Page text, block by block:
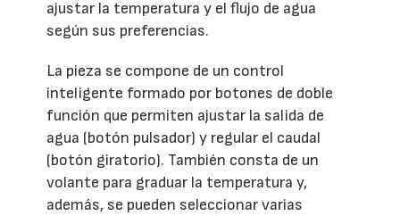
ajustar la temperatura y el flujo de agua
según sus preferencias.
La pieza se compone de un control
inteligente formado por botones de doble
función que permiten ajustar la salida de
agua (botón pulsador) y regular el caudal
(botón giratorio). También consta de un
volante para graduar la temperatura y,
además, se pueden seleccionar varias